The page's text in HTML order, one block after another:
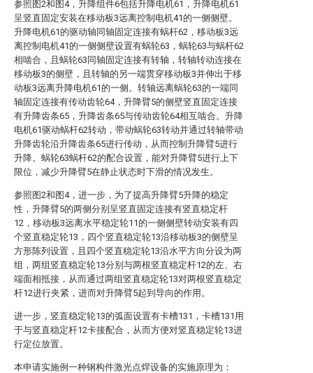
参照图2和图4，升降组件6包括升降电机61，升降电机61
呈竖直固定安装在移动板3远离控制电机41的一侧侧壁。
升降电机61的驱动轴同轴固定连接有蜗杆62，移动板3远
离控制电机41的一侧侧壁设置有蜗轮63，蜗轮63与蜗杆62
相啮合，且蜗轮63同轴固定连接有转轴，转轴转动连接在
移动板3的侧壁，且转轴的另一端贯穿移动板3并伸出于移
动板3远离升降电机61的一侧。转轴远离蜗轮63的一端同
轴固定连接有传动齿轮64，升降臂5的侧壁竖直固定连接
有升降齿条65，升降齿条65与传动齿轮64相互啮合。升降
电机61驱动蜗杆62转动，带动蜗轮63转动并通过转轴带动
升降齿轮沿升降齿条65进行传动，从而控制升降臂5进行
升降。蜗轮63蜗杆62的配合设置，能对升降臂5进行上下
限位，减少升降臂5在静止状态时下滑的情况发生。
参照图2和图4，进一步，为了提高升降臂5升降的稳定
性，升降臂5的两侧分别呈竖直固定连接有竖直稳定杆
12，移动板3远离水平稳定轮11的一侧侧壁转动安装有四
个竖直稳定轮13，四个竖直稳定轮13沿移动板3的侧壁呈
方形陈列设置，且四个竖直稳定轮13沿水平方向分设为两
组，两组竖直稳定轮13分别与两根竖直稳定杆12的左、右
端面相抵接，从而通过两组竖直稳定轮13对两根竖直稳定
杆12进行夹紧，进而对升降臂5起到导向的作用。
进一步，竖直稳定轮13的弧面设置有卡槽131，卡槽131用
于与竖直稳定杆12卡接配合，从而方便对竖直稳定轮13进
行定位放置。
本申请实施例一种钢构件激光点焊设备的实施原理为：